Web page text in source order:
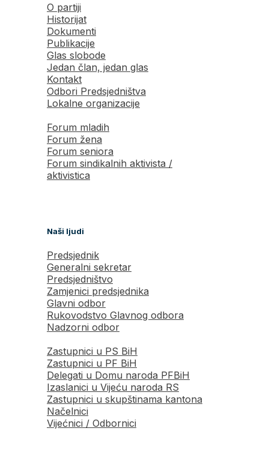
O partiji
Historijat
Dokumenti
Publikacije
Glas slobode
Jedan član, jedan glas
Kontakt
Odbori Predsjedništva
Lokalne organizacije
Forum mladih
Forum žena
Forum seniora
Forum sindikalnih aktivista /
aktivistica
Naši ljudi
Predsjednik
Generalni sekretar
Predsjedništvo
Zamjenici predsjednika
Glavni odbor
Rukovodstvo Glavnog odbora
Nadzorni odbor
Zastupnici u PS BiH
Zastupnici u PF BiH
Delegati u Domu naroda PFBiH
Izaslanici u Vijeću naroda RS
Zastupnici u skupštinama kantona
Načelnici
Vijećnici / Odbornici